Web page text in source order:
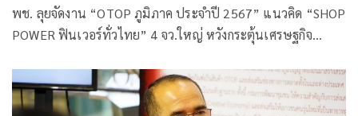
พช. ลุยจัดงาน “OTOP ภูมิภาค ประจำปี 2567” แนวคิด “SHOP
POWER ฟินเวอร์ทั่วไทย” 4 จว.ใหญ่ หวังกระตุ้นเศรษฐกิจ